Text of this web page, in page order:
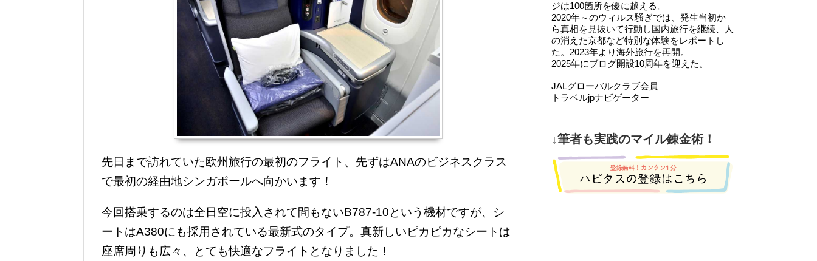
先日まで訪れていた欧州旅行の最初のフライト、先ずはANAのビジネスクラス
で最初の経由地シンガポールへ向かいます！
今回搭乗するのは全日空に投入されて間もないB787-10という機材ですが、シ
ートはA380にも採用されている最新式のタイプ。真新しいピカピカなシートは
座席周りも広々、とても快適なフライトとなりました！
ジは100箇所を優に越える。
2020年～のウィルス騒ぎでは、発生当初か
ら真相を見抜いて行動し国内旅行を継続、人
の消えた京都など特別な体験をレポートし
た。2023年より海外旅行を再開。
2025年にブログ開設10周年を迎えた。
JALグローバルクラブ会員
トラベルjpナビゲーター
↓筆者も実践のマイル錬金術！